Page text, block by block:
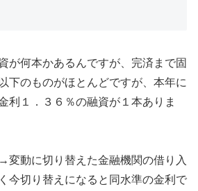
が何本かあるんですが、完済まで固
下のものがほとんどですが、本年に
利１．３６％の融資が１本ありま
変動に切り替えた金融機関の借り入
今切り替えになると同水準の金利で